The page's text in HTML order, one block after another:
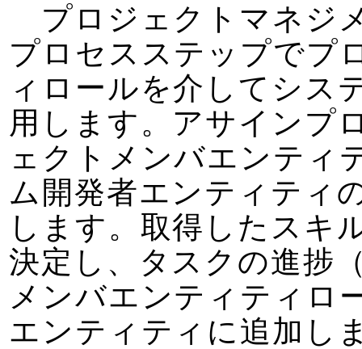
プロジェクトマネジ
プロセスステップでプ
ィロールを介してシス
用します。アサインプ
ェクトメンバエンティ
ム開発者エンティティ
します。取得したスキ
決定し、タスクの進捗
メンバエンティティロ
エンティティに追加し